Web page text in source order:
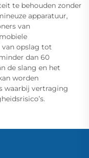
te behouden zonder
apparatuur,
van
van opslag tot
dan 60
de slang en het
worden
waarbij vertraging